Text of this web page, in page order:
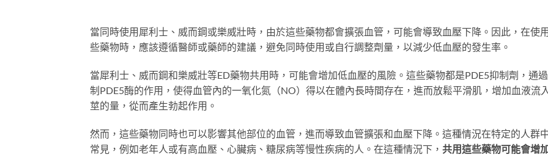
當同時使用犀利士、威而鋼或樂威壯時，由於這些藥物都會擴張血管，可能會導致血壓下降。因此，在使
些藥物時，應該遵循醫師或藥師的建議，避免同時使用或自行調整劑量，以減少低血壓的發生率。
當犀利士、威而鋼和樂威壯等ED藥物共用時，可能會增加低血壓的風險。這些藥物都是PDE5抑制劑，通
制PDE5酶的作用，使得血管內的一氧化氮（NO）得以在體內長時間存在，進而放鬆平滑肌，增加血液流
莖的量，從而產生勃起作用。
然而，這些藥物同時也可以影響其他部位的血管，進而導致血管擴張和血壓下降。這種情況在特定的人群
常見，例如老年人或有高血壓、心臟病、糖尿病等慢性疾病的人。在這種情況下， 共用這些藥物可能會增